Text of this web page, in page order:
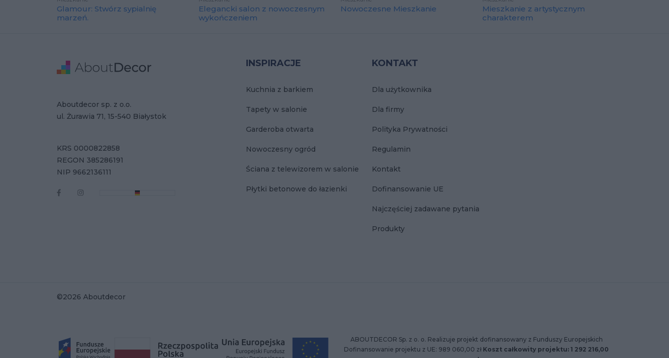
Glamour: Stwórz sypialnię
marzeń.
Elegancki salon z nowoczesnym
wykończeniem
Nowoczesne Mieszkanie
Mieszkanie z artystycznym
charakterem
INSPIRACJE
Kuchnia z barkiem
Tapety w salonie
Garderoba otwarta
Nowoczesny ogród
Ściana z telewizorem w salonie
Płytki betonowe do łazienki
KONTAKT
Dla użytkownika
Dla firmy
Polityka Prywatności
Regulamin
Kontakt
Dofinansowanie UE
Najczęściej zadawane pytania
Produkty
Adres
Aboutdecor sp. z o.o.
ul. Żurawia 71, 15-540 Białystok
Dane Firmy
KRS 0000822858
REGON 385286191
NIP 9662136111
©2026 Aboutdecor
ABOUTDECOR Sp. z o. o. Realizuje projekt dofinansowany z Funduszy Europejskich
Dofinansowanie projektu z UE: 989 060,00 zł Koszt całkowity projektu: 1 292 216,00